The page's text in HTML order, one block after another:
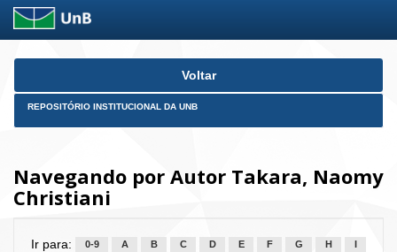
Skip
Voltar
REPOSITÓRIO INSTITUCIONAL DA UNB
Navegando por Autor Takara, Naomy
Christiani
Ir para: 0-9 A B C D E F G H